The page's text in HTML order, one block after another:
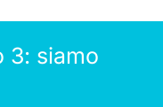
3: siamo